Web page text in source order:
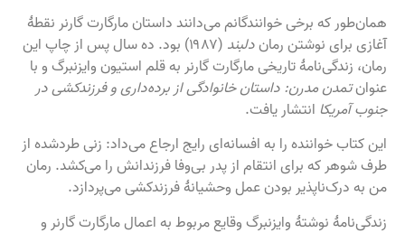
همان‌طور که برخی خوانندگانم می‌دانند داستان مارگارت گارنر نقطۀ
آغازی برای نوشتن رمان دلبند
(۱۹۸۷) بود. ده سال پس از چاپ این
رمان، زندگی‌نامهٔ تاریخی مارگارت گارنر به قلم استیون وایزنبرگ و با
عنوانتمدن مدرن: داستان خانوادگی از برده‌داری و فرزندکشی در
جنوب آمریکا انتشار یافت.
این کتاب خواننده را به افسانه‌ای رایج ارجاع می‌داد: زنی طردشده از
طرف شوهر که برای انتقام از پدر بی‌وفا فرزندانش را می‌کشد. رمان
من به درک‌ناپذیر بودن عمل وحشیانۀ فرزندکشی می‌پردازد.
زندگی‌نامهٔ نوشتهٔ وایزنبرگ وقایع مربوط به اعمال مارگارت گارنر و